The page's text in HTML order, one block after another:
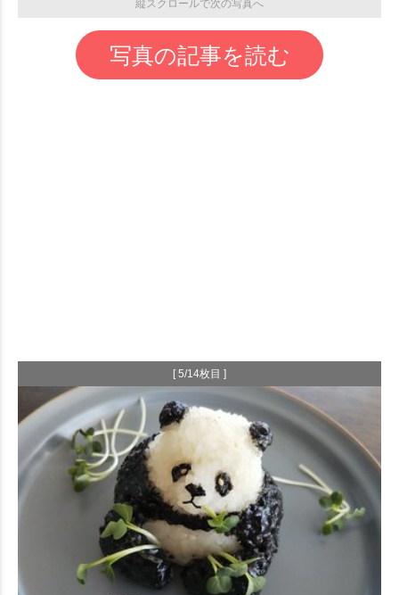
縦スクロールで次の写真へ
写真の記事を読む
[ 5/14枚目 ]